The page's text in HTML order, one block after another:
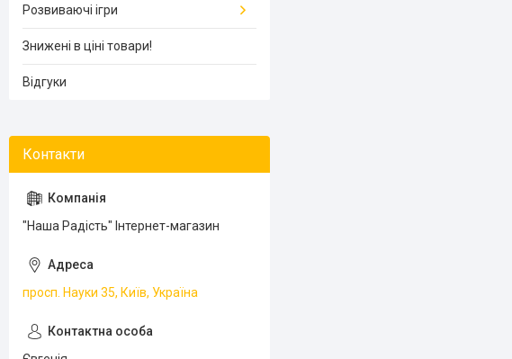
Розвиваючі ігри
Знижені в ціні товари!
Відгуки
"Наша Радість" Інтернет-магазин
просп. Науки 35, Київ, Україна